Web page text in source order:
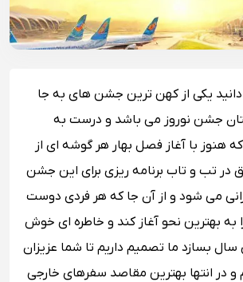
یکی از کهن ترین جشن های به جا
جشن نوروز می باشد و درست به
هنوز با آغاز فصل بهار هر گوشه ای از
در تب و تاب برنامه ریزی برای این جشن
می شود و از آن جا که هر فردی دوست
را به بهترین نحو آغاز کند و خاطره ای خوش
سال بسازد ما تصمیم داریم تا شما عزیزان
و در انتها بهترین مقاصد سفرهای خارجی